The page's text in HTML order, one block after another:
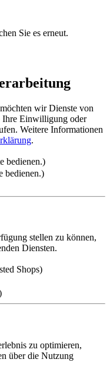
Sie es erneut.
wir Dienste von
Ihre Einwilligung oder
Weitere Informationen
.
bedienen.)
bedienen.)
stellen zu können,
Diensten.
Shops)
zu optimieren,
über die Nutzung